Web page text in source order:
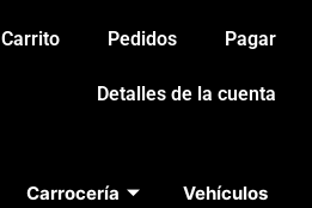
Carrito Pedidos Pagar
Detalles de la cuenta
Carrocería Vehículos